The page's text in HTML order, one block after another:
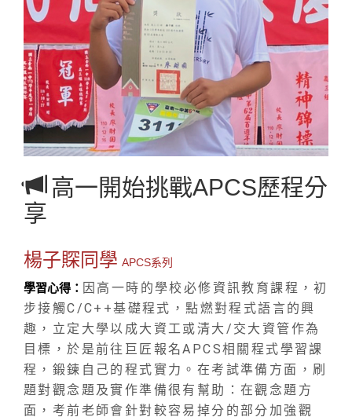
高一開始挑戰APCS歷程分
享
楊子賝同學 APCS系列
學習心得： 因高一時的學校必修資訊教育課程，初
步接觸C/C++基礎程式，點燃對程式語言的興
趣，立定大學以成大資工或清大/交大資管作為
目標，於是前往巨匠報名APCS相關程式學習課
程，鍛鍊自己的程式實力。在考試準備方面，刷
題對觀念題及實作準備很有幫助：在觀念題方
面，考前老師會針對較容易掉分的部分加強觀